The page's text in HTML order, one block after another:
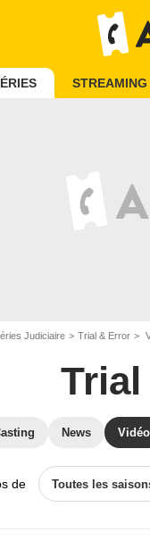
STREAMING
Judiciaire Trial & Error
News
de Toutes les